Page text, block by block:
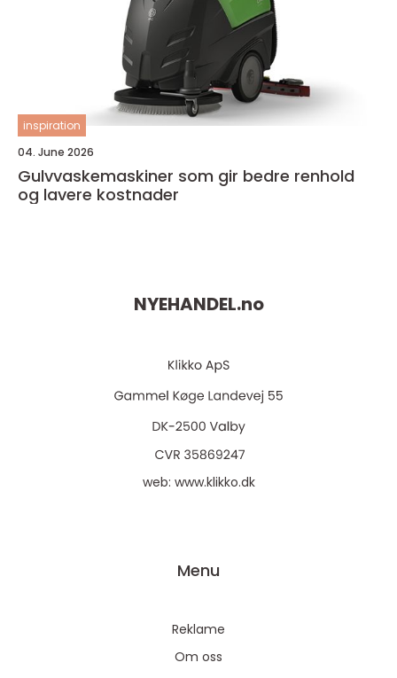
inspiration
04. June 2026
Gulvvaskemaskiner som gir bedre renhold
og lavere kostnader
NYEHANDEL.no
web: www.klikko.dk
Menu
Reklame
Om oss